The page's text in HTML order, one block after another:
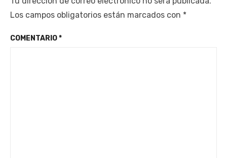
Los campos obligatorios están marcados con *
COMENTARIO*